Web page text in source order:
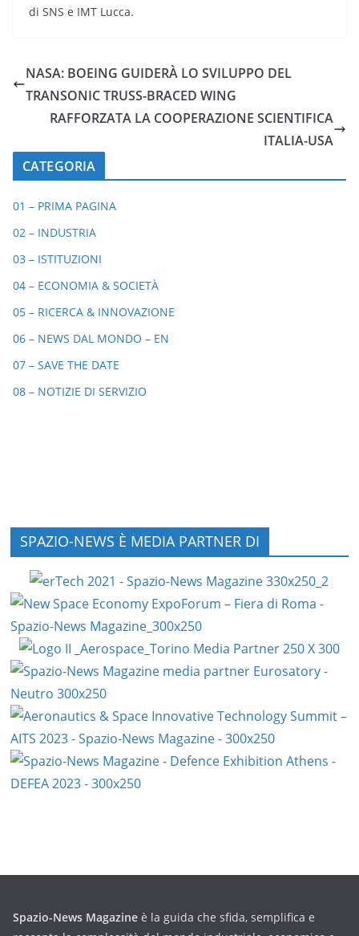
di SNS e IMT Lucca.
NASA: BOEING GUIDERÀ LO SVILUPPO DEL
TRANSONIC TRUSS-BRACED WING
RAFFORZATA LA COOPERAZIONE SCIENTIFICA
ITALIA-USA
CATEGORIA
01 – PRIMA PAGINA
02 – INDUSTRIA
03 – ISTITUZIONI
04 – ECONOMIA & SOCIETÀ
05 – RICERCA & INNOVAZIONE
06 – NEWS DAL MONDO – EN
07 – SAVE THE DATE
08 – NOTIZIE DI SERVIZIO
SPAZIO-NEWS È MEDIA PARTNER DI
Spazio-News Magazine è la guida che sfida, semplifica e